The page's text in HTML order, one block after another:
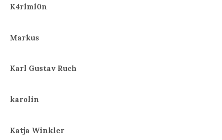
K4rlml0n
Markus
Karl Gustav Ruch
karolin
Katja Winkler